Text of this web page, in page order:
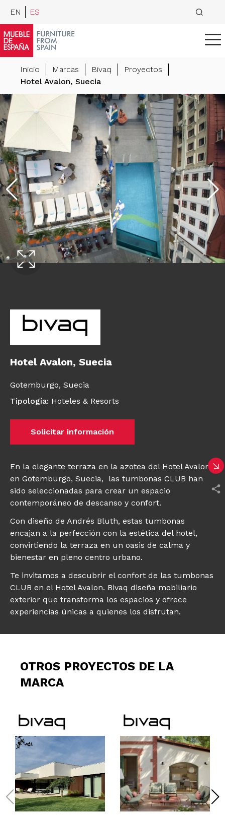
EN ES
Inicio Marcas Bivaq
Proyectos
Hotel Avalon, Suecia
Hotel Avalon, Suecia
Gotemburgo, Suecia
Tipología: Hoteles & Resorts
Solicitar información
En la elegante terraza en la azotea del Hotel Avalon
en Gotemburgo, Suecia, las tumbonas CLUB han
sido seleccionadas para crear un espacio
contemporáneo de descanso y confort.
Con diseño de Andrés Bluth, estas tumbonas
encajan a la perfección con la estética del hotel,
convirtiendo la terraza en un oasis de calma y
bienestar en pleno centro urbano.
Te invitamos a descubrir el confort de las tumbonas
CLUB en el Hotel Avalon. Bivaq diseña mobiliario
exterior que transforma los espacios y ofrece
experiencias únicas a quienes los disfrutan.
OTROS PROYECTOS DE LA
MARCA